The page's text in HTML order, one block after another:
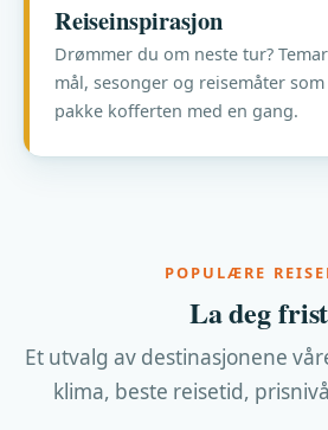
Reiseinspirasjon
Drømmer du om neste tur?
mål, sesonger og reisemåter
pakke kofferten med en gang.
POPULÆRE
La deg
Et utvalg av destinasjonene
klima, beste reisetid,